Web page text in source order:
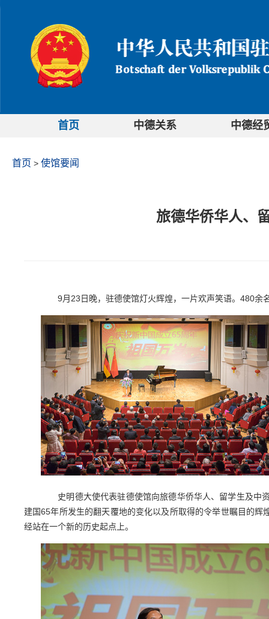
首页 中德关系 中德经
首页 > 使馆要闻
旅德华侨华人、
9月23日晚，驻德使馆灯火辉煌，一片欢声笑语。480余
史明德大使代表驻德使馆向旅德华侨华人、留学生及中
建国65年所发生的翻天覆地的变化以及所取得的令举世瞩目的
经站在一个新的历史起点上。